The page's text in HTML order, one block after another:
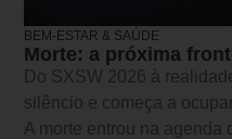
BEM-ESTAR & SAÚDE
Morte: a próxima
Do SXSW 2026 à
silêncio e começa a
A morte entrou na agenda